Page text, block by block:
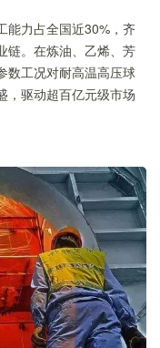
能力占全国近30%，齐
链。在炼油、乙烯、芳
数工况对耐高温高压球
，驱动超百亿元级市场